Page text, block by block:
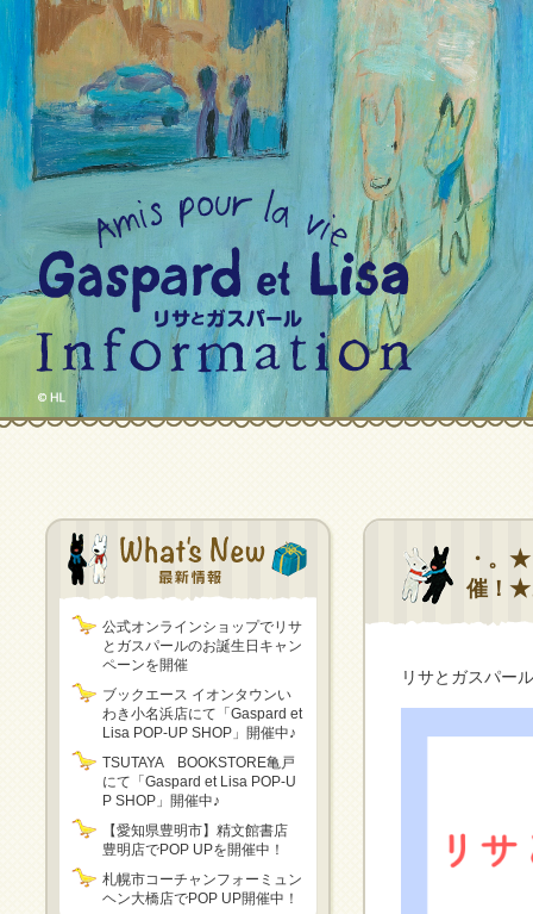
公式オンラインショップでリサ
とガスパールのお誕生日キャン
ペーンを開催
ブックエース イオンタウンい
わき小名浜店にて「Gaspard et
Lisa POP-UP SHOP」開催中♪
TSUTAYA BOOKSTORE亀戸
にて「Gaspard et Lisa POP-U
P SHOP」開催中♪
【愛知県豊明市】精文館書店
豊明店でPOP UPを開催中！
札幌市コーチャンフォーミュン
ヘン大橋店でPOP UP開催中！
・。
催！★
リサとガスパー